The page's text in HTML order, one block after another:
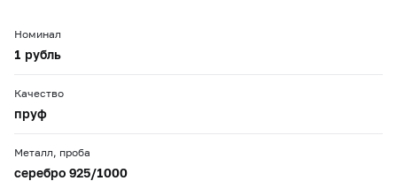
Номинал
1 рубль
Качество
пруф
Металл, проба
серебро 925/1000